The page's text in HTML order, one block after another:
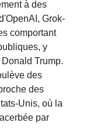
à des
Grok-
comportant
y
Trump.
des
des
Unis, où la
par